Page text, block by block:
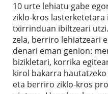
10 urte lehiatu gabe
ziklo-kros lasterketetara
txirrinduan ibiltzeari
zela, berriro lehiatzeari
denari eman genion:
bizikletari, korrika
kirol bakarra
eta berriro ziklo-kros